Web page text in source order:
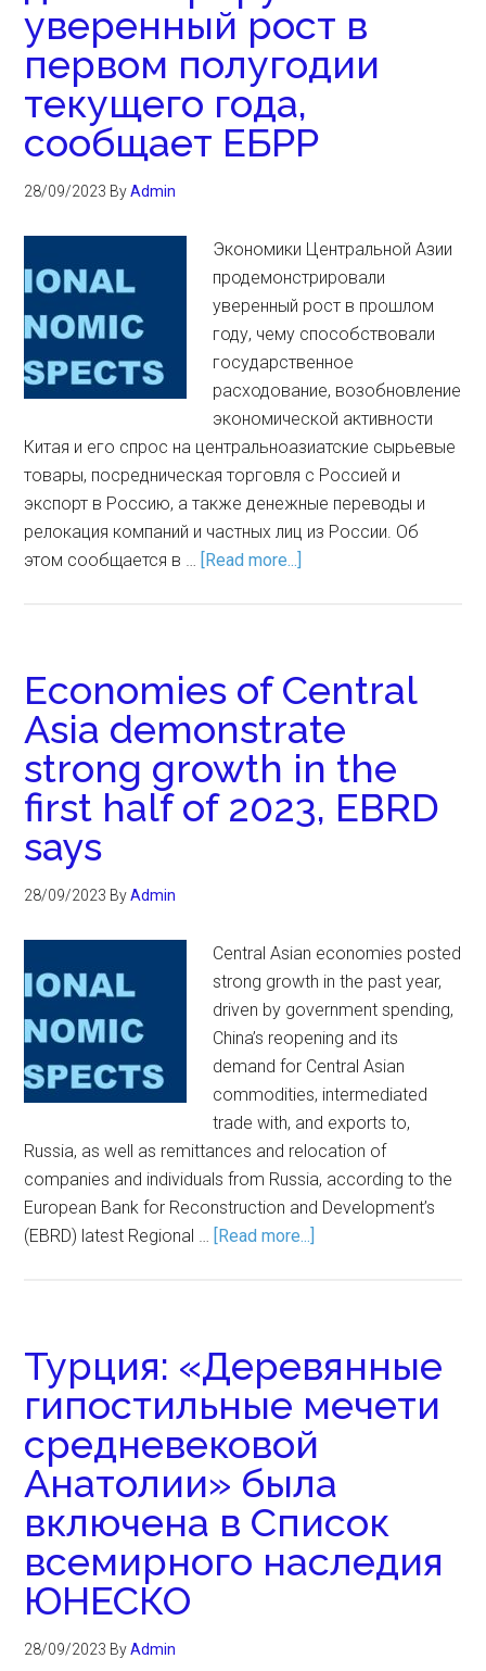
уверенный рост в
первом полугодии
текущего года,
сообщает ЕБРР
28/09/2023 ByAdmin
Экономики Центральной Азии
продемонстрировали
уверенный рост в прошлом
году, чему способствовали
государственное
расходование, возобновление
экономической активности
Китая и его спрос на центральноазиатские сырьевые
товары, посредническая торговля с Россией и
экспорт в Россию, а также денежные переводы и
релокация компаний и частных лиц из России. Об
этом сообщается в … [Read more...]
Economies of Central
Asia demonstrate
strong growth in the
first half of 2023, EBRD
says
28/09/2023 ByAdmin
Central Asian economies posted
strong growth in the past year,
driven by government spending,
China’s reopening and its
demand for Central Asian
commodities, intermediated
trade with, and exports to,
Russia, as well as remittances and relocation of
companies and individuals from Russia, according to the
European Bank for Reconstruction and Development’s
(EBRD) latest Regional … [Read more...]
Турция: «Деревянные
гипостильные мечети
средневековой
Анатолии» была
включена в Список
всемирного наследия
ЮНЕСКО
28/09/2023 ByAdmin